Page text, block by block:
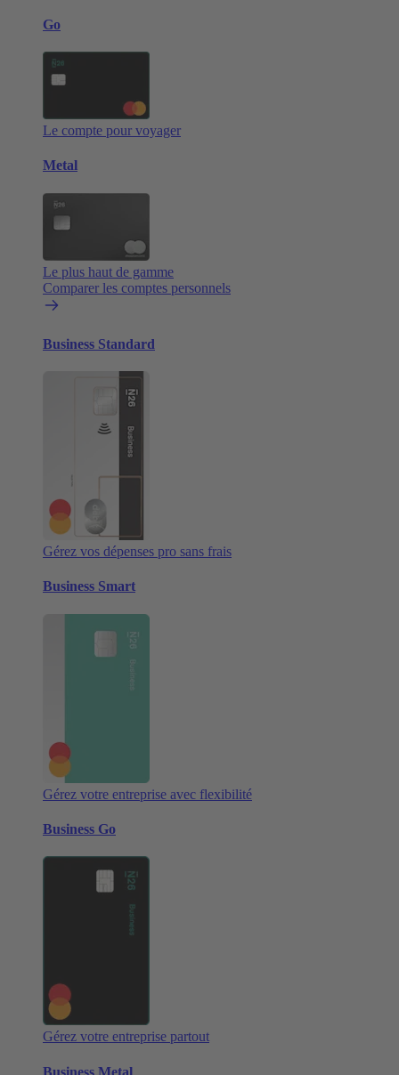
Go
Le compte pour voyager
Metal
Le plus haut de gamme
Comparer les comptes personnels
Business Standard
Gérez vos dépenses pro sans frais
Business Smart
Gérez votre entreprise avec flexibilité
Business Go
Gérez votre entreprise partout
Business Metal